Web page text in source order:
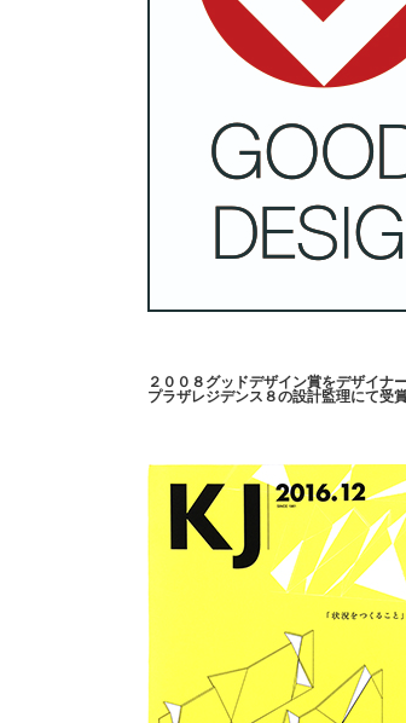
２００８グッドデザイン賞をデザイナ
プラザレジデンス８の設計監理にて受